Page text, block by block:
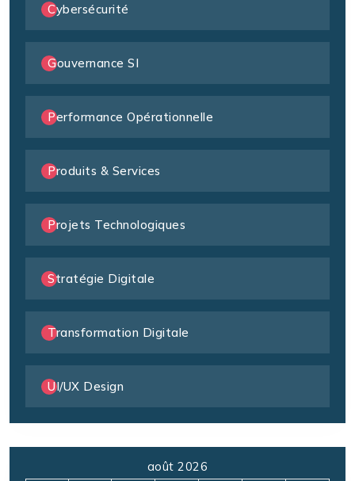
Cybersécurité
Gouvernance SI
Performance Opérationnelle
Produits & Services
Projets Technologiques
Stratégie Digitale
Transformation Digitale
UI/UX Design
août 2026